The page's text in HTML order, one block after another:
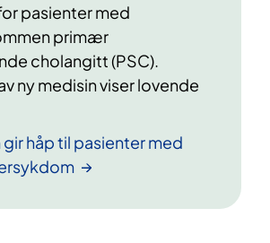
pasienter med
primær
cholangitt (PSC).
ny medisin viser lovende
gir håp til pasienter med